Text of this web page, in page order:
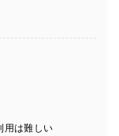
用は難しい